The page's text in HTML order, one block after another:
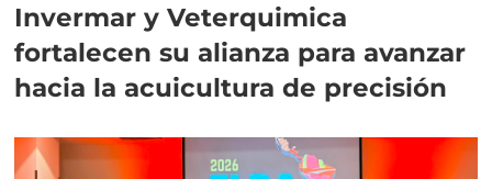
Invermar y Veterquimica
fortalecen su alianza para avanzar
hacia la acuicultura de precisión